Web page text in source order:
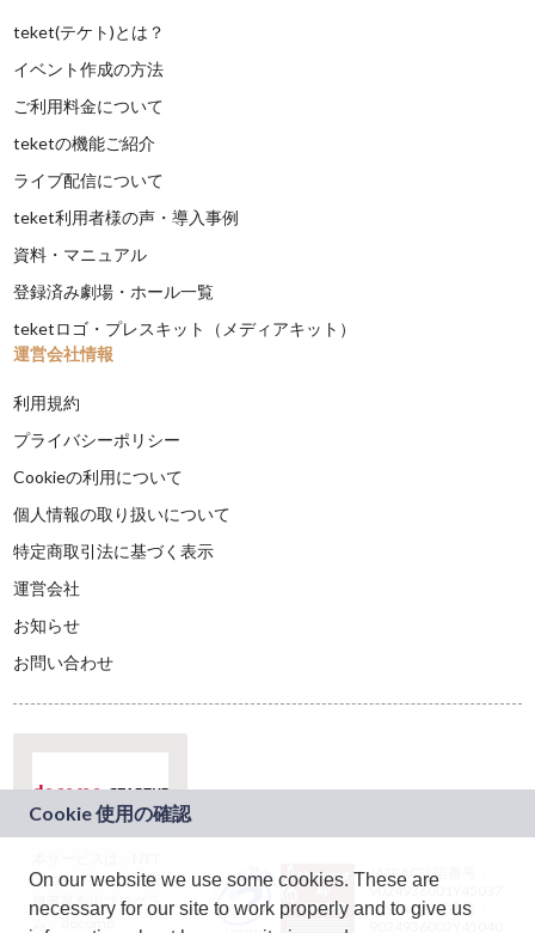
teket(テケト)とは？
イベント作成の方法
ご利用料金について
teketの機能ご紹介
ライブ配信について
teket利用者様の声・導入事例
資料・マニュアル
登録済み劇場・ホール一覧
teketロゴ・プレスキット（メディアキット）
運営会社情報
利用規約
プライバシーポリシー
Cookieの利用について
個人情報の取り扱いについて
特定商取引法に基づく表示
運営会社
お知らせ
お問い合わせ
ドコモグループの新
規事業創出プログラ
ム「docomo
JASRAC許諾番号：
9024936001Y45037
JASRAC許諾番号：
On our website we use some cookies. These are
necessary for our site to work properly and to give us